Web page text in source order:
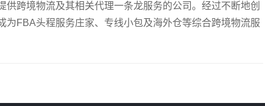
跨境物流及其相关代理一条龙服务的公司。经过不断地创
为FBA头程服务庄家、专线小包及海外仓等综合跨境物流服